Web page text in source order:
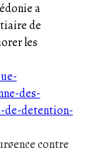
a
de
les
des-
de-detention-
contre